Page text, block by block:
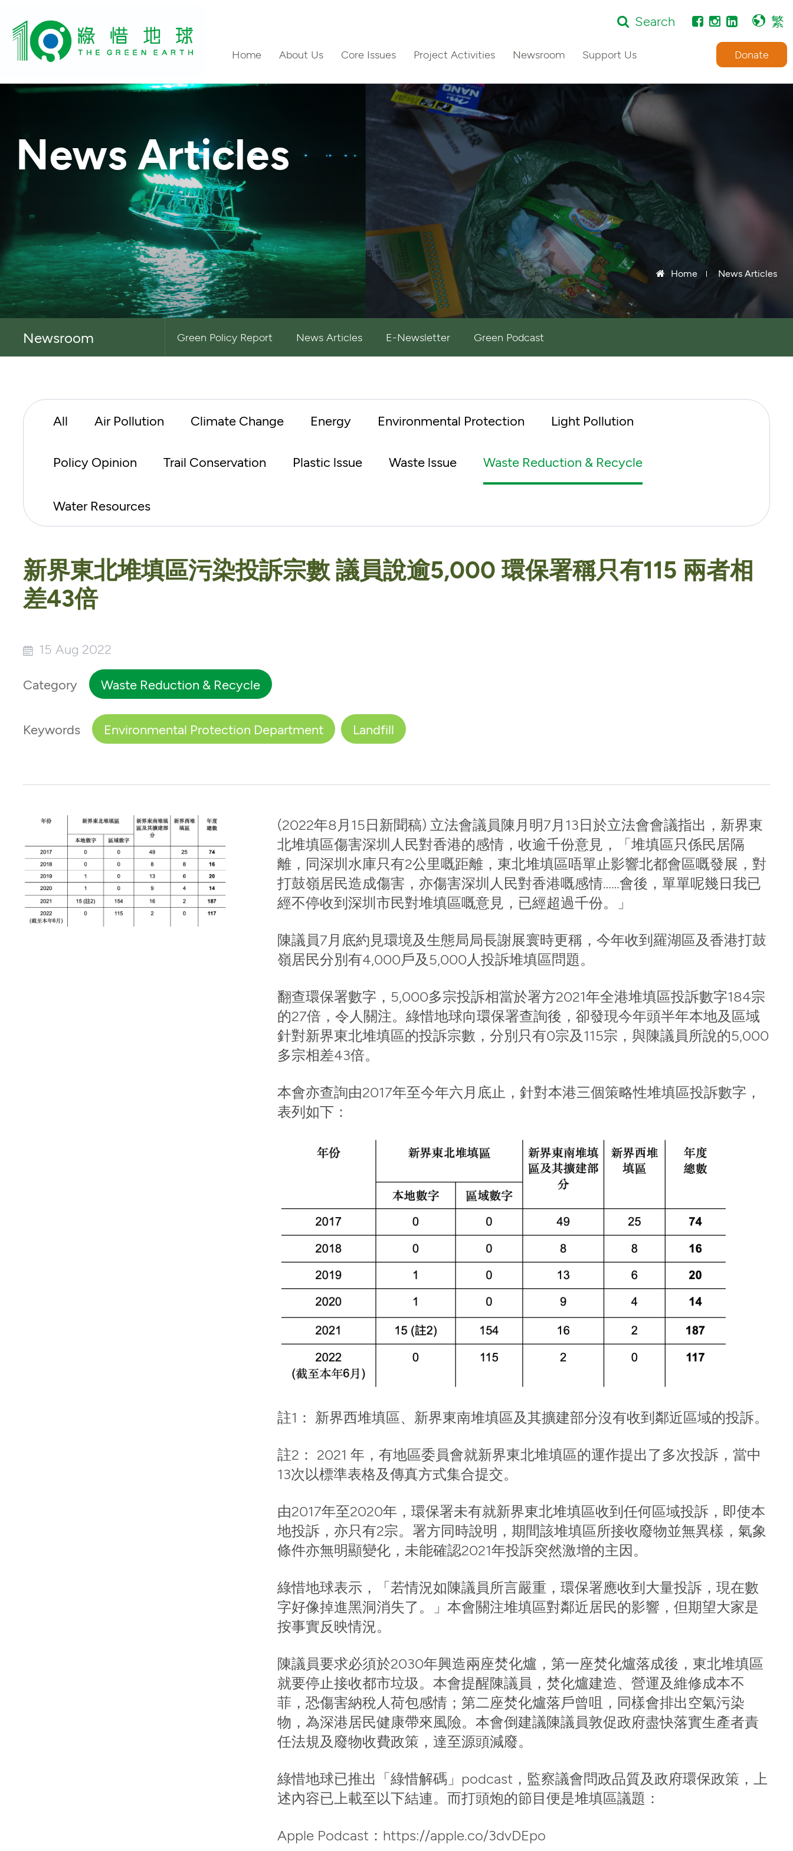
Search 繁
Home About Us Core Issues Project Activities Newsroom Support Us Donate
News Articles
Home News Articles
Newsroom Green Policy Report News Articles E-Newsletter Green Podcast
All Air Pollution Climate Change Energy Environmental Protection Light Pollution
Policy Opinion Trail Conservation Plastic lssue Waste lssue Waste Reduction & Recycle
Water Resources
新界東北堆填區污染投訴宗數 議員說逾5,000 環保署稱只有115 兩者相
差43倍
15 Aug 2022
Category Waste Reduction & Recycle
Keywords Environmental Protection Department Landfill
(2022年8月15日新聞稿) 立法會議員陳月明7月13日於立法會會議指出，新界東
北堆填區傷害深圳人民對香港的感情，收逾千份意見，「堆填區只係民居隔
離，同深圳水庫只有2公里嘅距離，東北堆填區唔單止影響北都會區嘅發展，對
打鼓嶺居民造成傷害，亦傷害深圳人民對香港嘅感情……會後，單單呢幾日我已
經不停收到深圳市民對堆填區嘅意見，已經超過千份。」
陳議員7月底約見環境及生態局局長謝展寰時更稱，今年收到羅湖區及香港打鼓
嶺居民分別有4,000戶及5,000人投訴堆填區問題。
翻查環保署數字，5,000多宗投訴相當於署方2021年全港堆填區投訴數字184宗
的27倍，令人關注。綠惜地球向環保署查詢後，卻發現今年頭半年本地及區域
針對新界東北堆填區的投訴宗數，分別只有0宗及115宗，與陳議員所說的5,000
多宗相差43倍。
本會亦查詢由2017年至今年六月底止，針對本港三個策略性堆填區投訴數字，
表列如下：
註1： 新界西堆填區、新界東南堆填區及其擴建部分沒有收到鄰近區域的投訴。
註2： 2021 年，有地區委員會就新界東北堆填區的運作提出了多次投訴，當中
13次以標準表格及傳真方式集合提交。
由2017年至2020年，環保署未有就新界東北堆填區收到任何區域投訴，即使本
地投訴，亦只有2宗。署方同時說明，期間該堆填區所接收廢物並無異樣，氣象
條件亦無明顯變化，未能確認2021年投訴突然激增的主因。
綠惜地球表示，「若情況如陳議員所言嚴重，環保署應收到大量投訴，現在數
字好像掉進黑洞消失了。」本會關注堆填區對鄰近居民的影響，但期望大家是
按事實反映情況。
陳議員要求必須於2030年興造兩座焚化爐，第一座焚化爐落成後，東北堆填區
就要停止接收都市垃圾。本會提醒陳議員，焚化爐建造、營運及維修成本不
菲，恐傷害納稅人荷包感情；第二座焚化爐落戶曾咀，同樣會排出空氣污染
物，為深港居民健康帶來風險。本會倒建議陳議員敦促政府盡快落實生產者責
任法規及廢物收費政策，達至源頭減廢。
綠惜地球已推出「綠惜解碼」podcast，監察議會問政品質及政府環保政策，上
述內容已上載至以下結連。而打頭炮的節目便是堆填區議題：
Apple Podcast：https://apple.co/3dvDEpo